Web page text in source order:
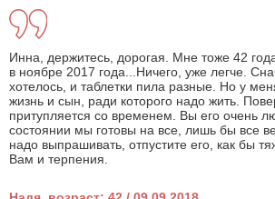
Инна, держитесь, дорогая. Мне тоже 42
в ноябре 2017 года...Ничего, уже легче.
хотелось, и таблетки пила разные. Но у
жизнь и сын, ради которого надо жить.
притупляется со временем. Вы его очень
состоянии мы готовы на все, лишь бы все
надо выпрашивать, отпустите его, как бы
Вам и терпения.